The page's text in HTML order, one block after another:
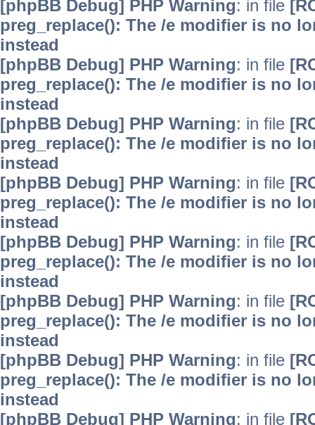
[phpBB Debug] PHP Warning: in file
preg_replace(): The /e modifier is no
instead
[phpBB Debug] PHP Warning: in file
preg_replace(): The /e modifier is no
instead
[phpBB Debug] PHP Warning: in file
preg_replace(): The /e modifier is no
instead
[phpBB Debug] PHP Warning: in file
preg_replace(): The /e modifier is no
instead
[phpBB Debug] PHP Warning: in file
preg_replace(): The /e modifier is no
instead
[phpBB Debug] PHP Warning: in file
preg_replace(): The /e modifier is no
instead
[phpBB Debug] PHP Warning: in file
preg_replace(): The /e modifier is no
instead
[phpBB Debug] PHP Warning: in file